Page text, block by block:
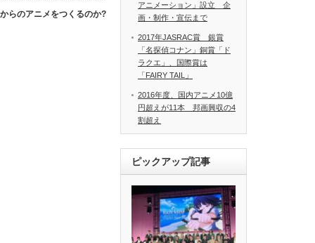
らのアニメをつくるのか?
アニメーション」設立 企
画・制作・宣伝まで
2017年JASRAC賞 銀賞
「名探偵コナン」銅賞「ド
ラクエ」、国際賞は
「FAIRY TAIL」
2016年度、国内アニメ10億
円超えが11本 邦画興収の4
割超え
ピックアップ記事